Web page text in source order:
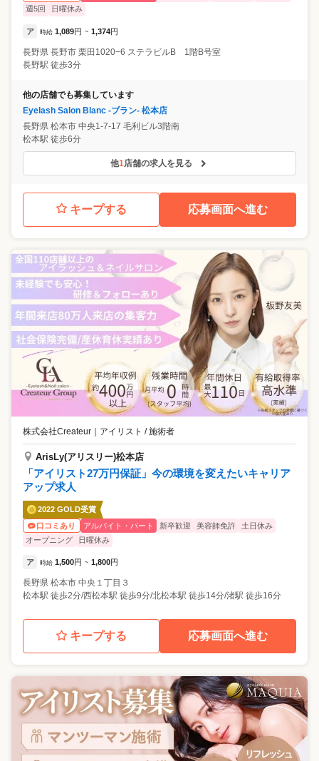
週5回
日曜休み
ア 時給 1,089円 ~ 1,374円
長野県 長野市 栗田1020−6 ステラビルB 1階B号室
長野駅 徒歩3分
他の店舗でも募集しています
Eyelash Salon Blanc -ブラン- 松本店
長野県 松本市 中央1-7-17 毛利ビル3階南
松本駅 徒歩6分
他1店舗の求人を見る
キープする 応募画面へ進む
株式会社Createur アイリスト / 施術者
ArisLy(アリスリー)松本店
「アイリスト27万円保証」今の環境を変えたいキャリア
アップ求人
2022 GOLD受賞
口コミあり
アルバイト・パート 新卒歓迎 美容師免許
土日休み
オープニング
日曜休み
ア 時給 1,500円 ~ 1,800円
長野県 松本市 中央１丁目３
松本駅 徒歩2分/西松本駅 徒歩9分/北松本駅 徒歩14分/渚駅 徒歩16分
キープする 応募画面へ進む